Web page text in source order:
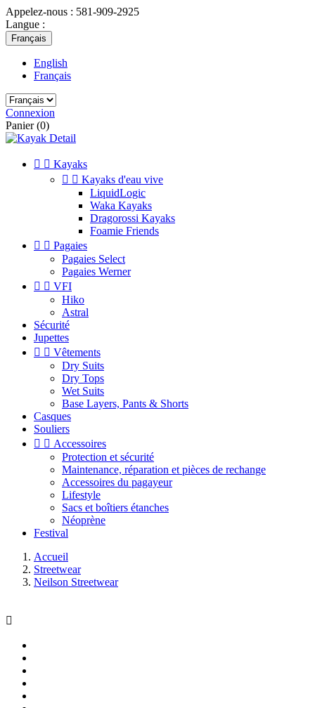
Appelez-nous : 581-909-2925
Langue :
Français
English
Français
Connexion
Panier (0)
  Kayaks
  Kayaks d'eau vive
LiquidLogic
Waka Kayaks
Dragorossi Kayaks
Foamie Friends
  Pagaies
Pagaies Select
Pagaies Werner
  VFI
Hiko
Astral
Sécurité
Jupettes
  Vêtements
Dry Suits
Dry Tops
Wet Suits
Base Layers, Pants & Shorts
Casques
Souliers
  Accessoires
Protection et sécurité
Maintenance, réparation et pièces de rechange
Accessoires du pagayeur
Lifestyle
Sacs et boîtiers étanches
Néoprène
Festival
Accueil
Streetwear
Neilson Streetwear
